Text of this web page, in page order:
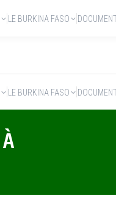
LE BURKINA FASO
LE BURKINA FASO